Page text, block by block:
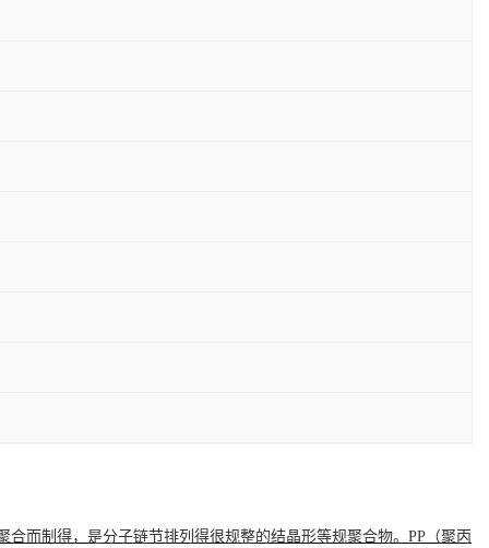
而制得，是分子链节排列得很规整的结晶形等规聚合物。PP（聚丙